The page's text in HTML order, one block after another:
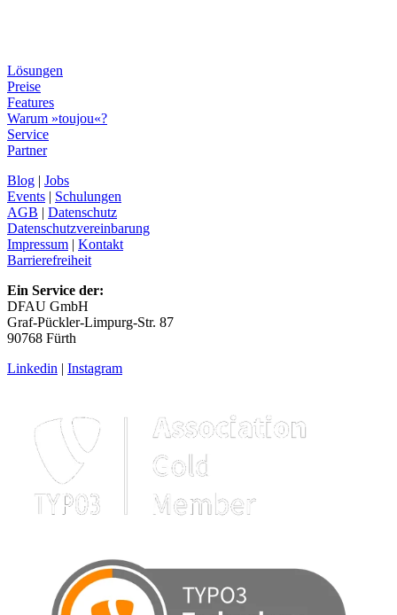
Lösungen
Preise
Features
Warum »toujou«?
Service
Partner
Blog | Jobs
Events | Schulungen
AGB | Datenschutz
Datenschutzvereinbarung
Impressum | Kontakt
Barrierefreiheit
Ein Service der:
DFAU GmbH
Graf-Pückler-Limpurg-Str. 87
90768 Fürth
Linkedin | Instagram